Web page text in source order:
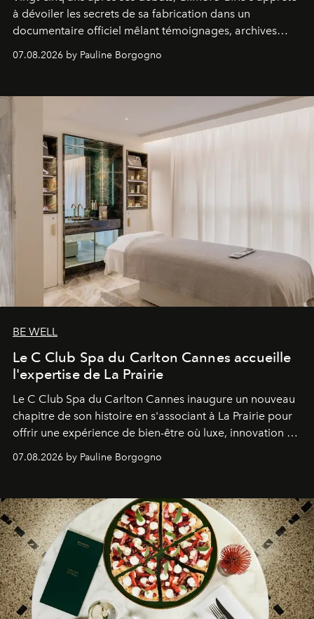
à dévoiler les secrets de sa fabrication dans un
documentaire officiel mêlant témoignages, archives
inédites et plongée dans les coulisses d'un phénomène
générationnel.
07.08.2026 by Pauline Borgogno
BE WELL
Le C Club Spa du Carlton Cannes accueille
l'expertise de La Prairie
Le C Club Spa du Carlton Cannes inaugure un nouveau
chapitre de son histoire en s'associant à La Prairie pour
offrir une expérience de bien-être où luxe, innovation et
expertise se rencontrent.
07.08.2026 by Pauline Borgogno